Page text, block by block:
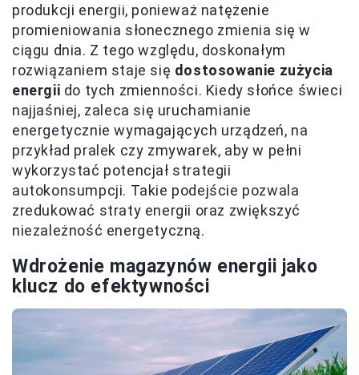
produkcji energii, ponieważ natężenie
promieniowania słonecznego zmienia się w
ciągu dnia. Z tego względu, doskonałym
rozwiązaniem staje się dostosowanie zużycia
energii do tych zmienności. Kiedy słońce świeci
najjaśniej, zaleca się uruchamianie
energetycznie wymagających urządzeń, na
przykład pralek czy zmywarek, aby w pełni
wykorzystać potencjał strategii
autokonsumpcji. Takie podejście pozwala
zredukować straty energii oraz zwiększyć
niezależność energetyczną.
Wdrożenie magazynów energii jako
klucz do efektywności